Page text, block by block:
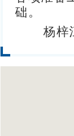
础。
杨梓